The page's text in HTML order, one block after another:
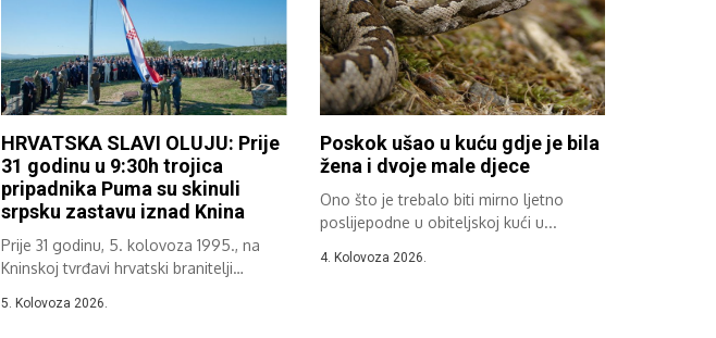
HRVATSKA SLAVI OLUJU: Prije
31 godinu u 9:30h trojica
pripadnika Puma su skinuli
srpsku zastavu iznad Knina
Prije 31 godinu, 5. kolovoza 1995., na
Kninskoj tvrđavi hrvatski branitelji
5. Kolovoza 2026.
Poskok ušao u kuću gdje je bila
žena i dvoje male djece
Ono što je trebalo biti mirno ljetno
poslijepodne u obiteljskoj kući u...
4. Kolovoza 2026.